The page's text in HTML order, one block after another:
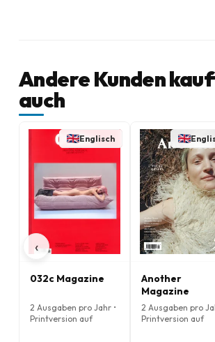
Andere Kunden
auch
‹
Englisch
032c Magazine
2 Ausgaben pro Jahr •
Printversion auf
Another
Magazine
2 Ausgaben pro
Printversion auf